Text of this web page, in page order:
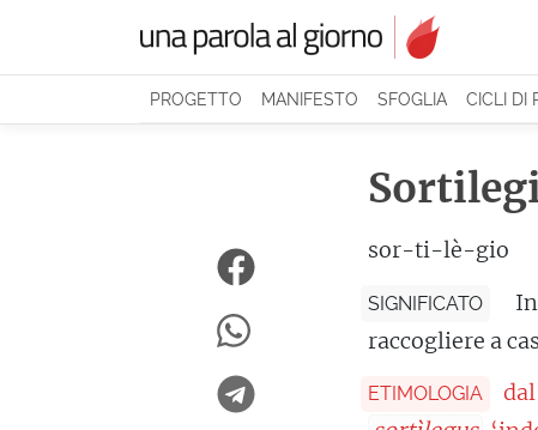
PROGETTO MANIFESTO SFOGLIA CICLI DI
sor-ti-lè-gio
SIGNIFICATO
raccogliere a
ETIMOLOGIA